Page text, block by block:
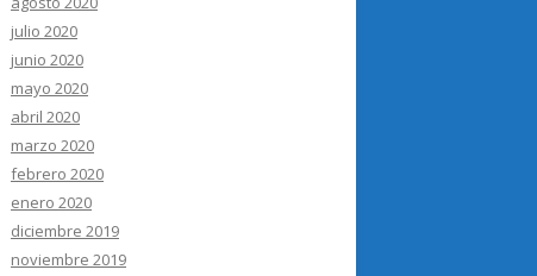
julio 2020
junio 2020
mayo 2020
abril 2020
marzo 2020
febrero 2020
enero 2020
diciembre 2019
noviembre 2019